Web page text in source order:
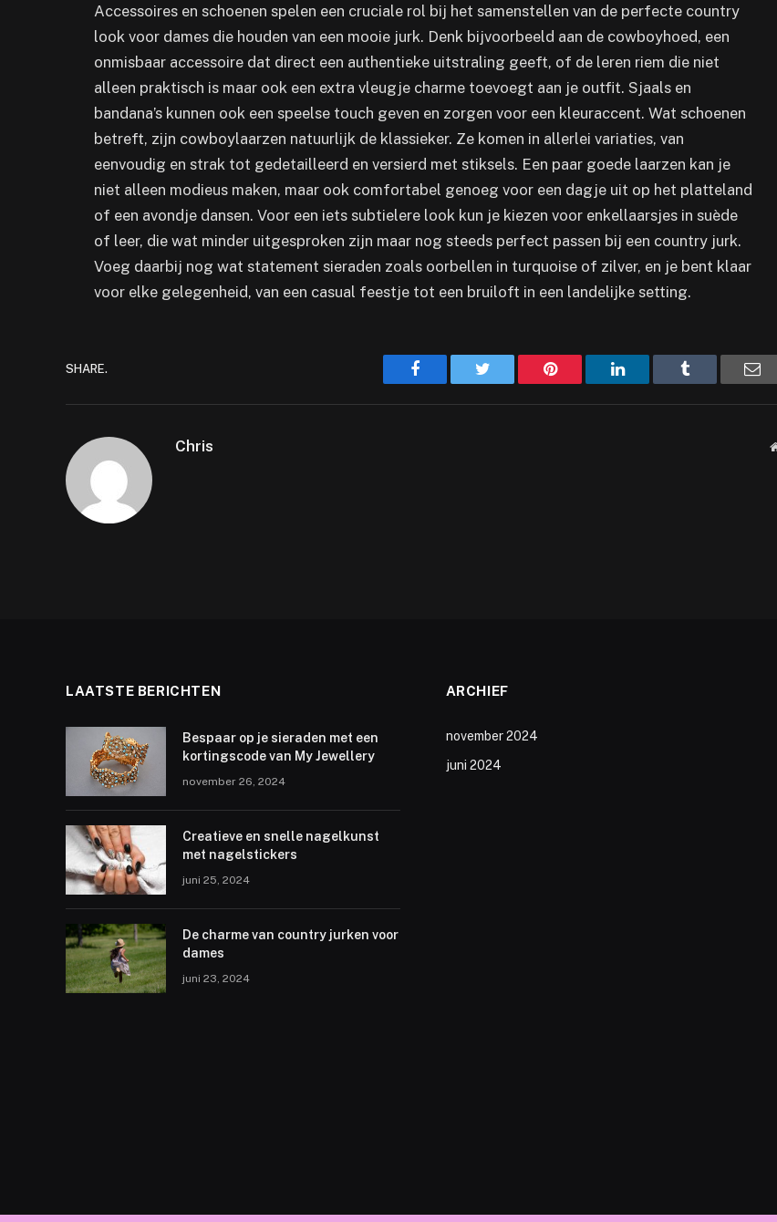
Accessoires en schoenen spelen een cruciale rol bij het samenstellen van de perfecte country
look voor dames die houden van een mooie jurk. Denk bijvoorbeeld aan de cowboyhoed, een
onmisbaar accessoire dat direct een authentieke uitstraling geeft, of de leren riem die niet
alleen praktisch is maar ook een extra vleugje charme toevoegt aan je outfit. Sjaals en
bandana’s kunnen ook een speelse touch geven en zorgen voor een kleuraccent. Wat schoenen
betreft, zijn cowboylaarzen natuurlijk de klassieker. Ze komen in allerlei variaties, van
eenvoudig en strak tot gedetailleerd en versierd met stiksels. Een paar goede laarzen kan je
niet alleen modieus maken, maar ook comfortabel genoeg voor een dagje uit op het platteland
of een avondje dansen. Voor een iets subtielere look kun je kiezen voor enkellaarsjes in suède
of leer, die wat minder uitgesproken zijn maar nog steeds perfect passen bij een country jurk.
Voeg daarbij nog wat statement sieraden zoals oorbellen in turquoise of zilver, en je bent klaar
voor elke gelegenheid, van een casual feestje tot een bruiloft in een landelijke setting.
SHARE. Facebook Twitter Pinterest LinkedIn Tumblr
Chris
LAATSTE BERICHTEN
Bespaar op je sieraden met een
kortingscode van My Jewellery
november 26, 2024
Creatieve en snelle nagelkunst
met nagelstickers
juni 25, 2024
De charme van country jurken voor
dames
juni 23, 2024
ARCHIEF
november 2024
juni 2024